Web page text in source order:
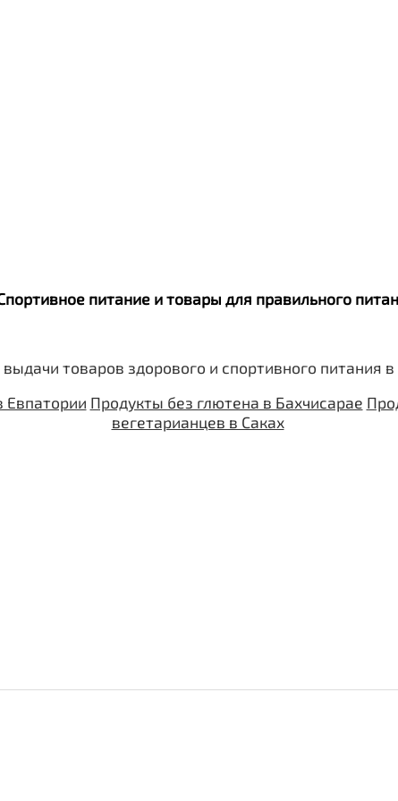
питание и товары для правильного
товаров здорового и спортивного питания
Евпатории Продукты без глютена в Бахчисарае
вегетарианцев в Саках